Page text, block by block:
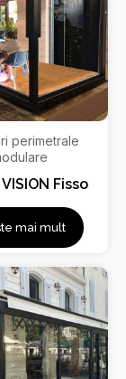
perimetrale
Fisso
mai mult